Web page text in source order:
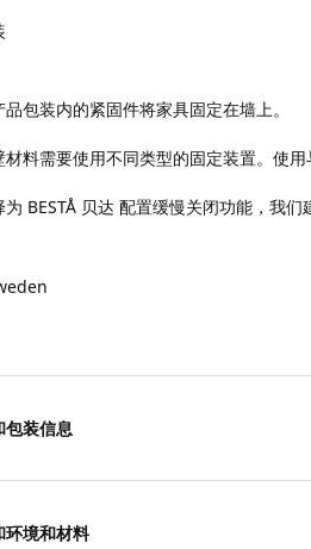
包装内的紧固件将家具固定在墙上。
料需要使用不同类型的固定装置。使用
BESTÅ 贝达 配置缓慢关闭功能，我
包装信息
环境和材料